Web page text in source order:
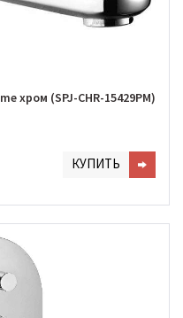
хром (SPJ-CHR-15429PM)
КУПИТЬ